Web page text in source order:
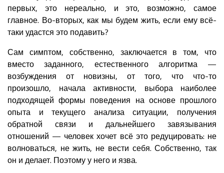
первых, это нереально, и это, возможно, самое
главное. Во-вторых, как мы будем жить, если ему всё-
таки удастся это подавить?
Сам симптом, собственно, заключается в том, что
вместо заданного, естественного алгоритма —
возбуждения от новизны, от того, что что-то
произошло, начала активности, выбора наиболее
подходящей формы поведения на основе прошлого
опыта и текущего анализа ситуации, получения
обратной связи и дальнейшего завязывания
отношений — человек хочет всё это редуцировать: не
волноваться, не жить, не вести себя. Собственно, так
он и делает. Поэтому у него и язва.